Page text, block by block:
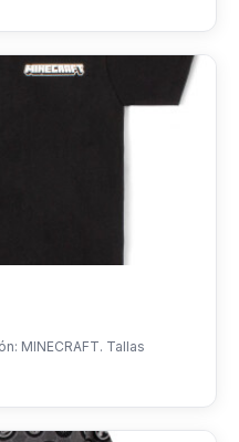
MINECRAFT. Tallas